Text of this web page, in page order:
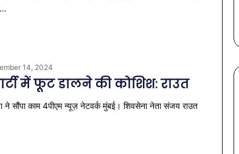
14, 2024
में फूट डालने की कोशिश: राउत
ने सौंपा काम 4पीएम न्यूज़ नेटवर्क मुंबई। शिवसेना नेता संजय राउत